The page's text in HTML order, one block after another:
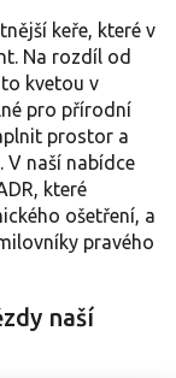
keře, které v
Na rozdíl od
kvetou v
pro přírodní
prostor a
naší nabídce
které
ošetření, a
pravého
naší